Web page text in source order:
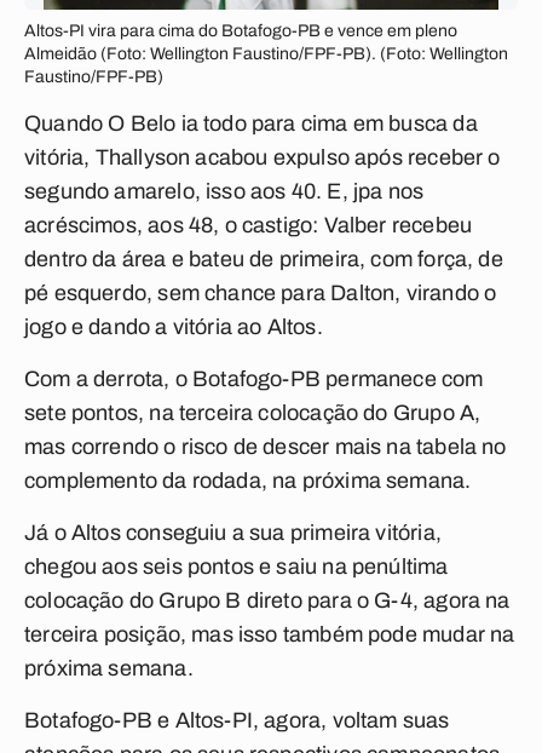
Altos-PI vira para cima do Botafogo-PB e vence em pleno
Almeidão (Foto: Wellington Faustino/FPF-PB). (Foto: Wellington
Faustino/FPF-PB)
Quando O Belo ia todo para cima em busca da
vitória, Thallyson acabou expulso após receber o
segundo amarelo, isso aos 40. E, jpa nos
acréscimos, aos 48, o castigo: Valber recebeu
dentro da área e bateu de primeira, com força, de
pé esquerdo, sem chance para Dalton, virando o
jogo e dando a vitória ao Altos.
Com a derrota, o Botafogo-PB permanece com
sete pontos, na terceira colocação do Grupo A,
mas correndo o risco de descer mais na tabela no
complemento da rodada, na próxima semana.
Já o Altos conseguiu a sua primeira vitória,
chegou aos seis pontos e saiu na penúltima
colocação do Grupo B direto para o G-4, agora na
terceira posição, mas isso também pode mudar na
próxima semana.
Botafogo-PB e Altos-PI, agora, voltam suas